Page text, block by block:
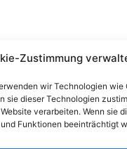
Zustimmung
wir Technologien
sie dieser Technologien
verarbeiten. Wenn sie
Funktionen beeinträchtigt